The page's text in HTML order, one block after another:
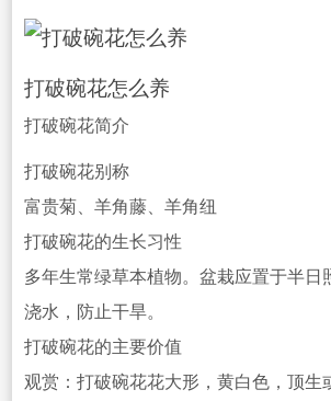
打破碗花怎么养
打破碗花简介
打破碗花别称
富贵菊、羊角藤、羊角纽
打破碗花的生长习性
多年生常绿草本植物。盆栽应置于半日
浇水，防止干旱。
打破碗花的主要价值
观赏：打破碗花花大形，黄白色，顶生